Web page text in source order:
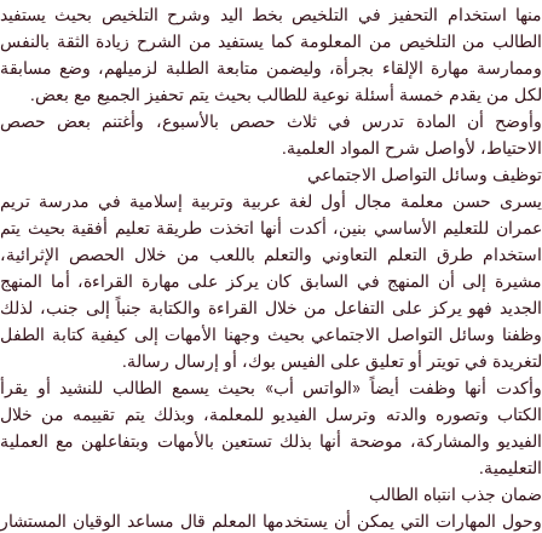
استخدام التحفيز في التلخيص بخط اليد وشرح التلخيص بحيث يستفيد
من التلخيص من المعلومة كما يستفيد من الشرح زيادة الثقة بالنفس
مهارة الإلقاء بجرأة، وليضمن متابعة الطلبة لزميلهم، وضع مسابقة
يقدم خمسة أسئلة نوعية للطالب بحيث يتم تحفيز الجميع مع بعض.
أن المادة تدرس في ثلاث حصص بالأسبوع، وأغتنم بعض حصص
لأواصل شرح المواد العلمية.
وسائل التواصل الاجتماعي
حسن معلمة مجال أول لغة عربية وتربية إسلامية في مدرسة تريم
للتعليم الأساسي بنين، أكدت أنها اتخذت طريقة تعليم أفقية بحيث يتم
طرق التعلم التعاوني والتعلم باللعب من خلال الحصص الإثرائية،
إلى أن المنهج في السابق كان يركز على مهارة القراءة، أما المنهج
فهو يركز على التفاعل من خلال القراءة والكتابة جنباً إلى جنب، لذلك
وسائل التواصل الاجتماعي بحيث وجهنا الأمهات إلى كيفية كتابة الطفل
في تويتر أو تعليق على الفيس بوك، أو إرسال رسالة.
أنها وظفت أيضاً «الواتس أب» بحيث يسمع الطالب للنشيد أو يقرأ
وتصوره والدته وترسل الفيديو للمعلمة، وبذلك يتم تقييمه من خلال
والمشاركة، موضحة أنها بذلك تستعين بالأمهات وبتفاعلهن مع العملية
جذب انتباه الطالب
المهارات التي يمكن أن يستخدمها المعلم قال مساعد الوقيان المستشار